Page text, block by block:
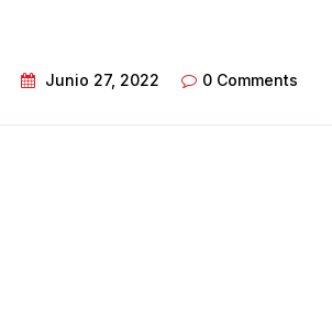
Junio 27, 2022 0 Comments